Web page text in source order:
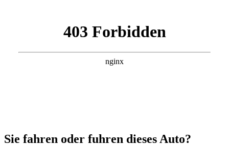
Sie fahren oder fuhren dieses Auto?